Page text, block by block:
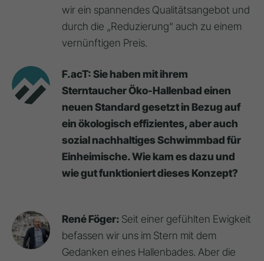
wir ein spannendes Qualitätsangebot und
durch die „Reduzierung“ auch zu einem
vernünftigen Preis.
F.acT: Sie haben mit ihrem
Sterntaucher Öko-Hallenbad einen
neuen Standard gesetzt in Bezug auf
ein ökologisch effizientes, aber auch
sozial nachhaltiges Schwimmbad für
Einheimische. Wie kam es dazu und
wie gut funktioniert dieses Konzept?
René Föger: Seit einer gefühlten Ewigkeit
befassen wir uns im Stern mit dem
Gedanken eines Hallenbades. Aber die